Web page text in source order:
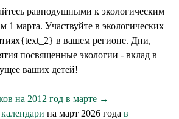
равнодушными к экологическим
1 марта. Участвуйте в экологических
в вашем регионе. Дни,
посвященные экологии - вклад в
ваших детей!
на 2012 год в марте →
на март 2026 года в